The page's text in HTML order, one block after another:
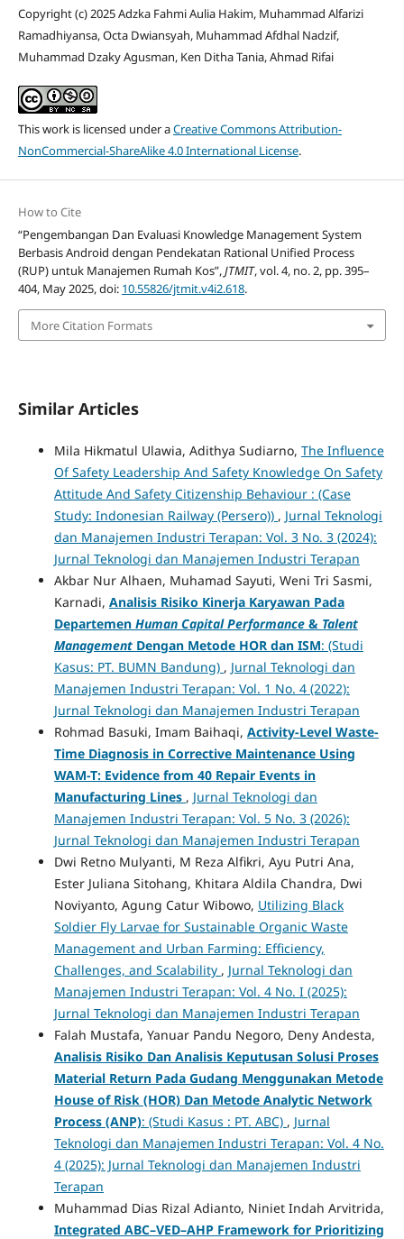
Copyright (c) 2025 Adzka Fahmi Aulia Hakim, Muhammad Alfarizi
Ramadhiyansa, Octa Dwiansyah, Muhammad Afdhal Nadzif,
Muhammad Dzaky Agusman, Ken Ditha Tania, Ahmad Rifai
This work is licensed under aCreative Commons Attribution-
NonCommercial-ShareAlike 4.0 International License.
How to Cite
“Pengembangan Dan Evaluasi Knowledge Management System
Berbasis Android dengan Pendekatan Rational Unified Process
(RUP) untuk Manajemen Rumah Kos”,JTMIT, vol. 4, no. 2, pp. 395–
404, May 2025, doi: 10.55826/jtmit.v4i2.618.
More Citation Formats
Similar Articles
Mila Hikmatul Ulawia, Adithya Sudiarno, The Influence
Of Safety Leadership And Safety Knowledge On Safety
Attitude And Safety Citizenship Behaviour : (Case
Study: Indonesian Railway (Persero)) , Jurnal Teknologi
dan Manajemen Industri Terapan: Vol. 3 No. 3 (2024):
Jurnal Teknologi dan Manajemen Industri Terapan
Akbar Nur Alhaen, Muhamad Sayuti, Weni Tri Sasmi,
Karnadi, Analisis Risiko Kinerja Karyawan Pada
Departemen Human Capital Performance & Talent
Management Dengan Metode HOR dan ISM: (Studi
Kasus: PT. BUMN Bandung) , Jurnal Teknologi dan
Manajemen Industri Terapan: Vol. 1 No. 4 (2022):
Jurnal Teknologi dan Manajemen Industri Terapan
Rohmad Basuki, Imam Baihaqi, Activity-Level Waste-
Time Diagnosis in Corrective Maintenance Using
WAM-T: Evidence from 40 Repair Events in
Manufacturing Lines , Jurnal Teknologi dan
Manajemen Industri Terapan: Vol. 5 No. 3 (2026):
Jurnal Teknologi dan Manajemen Industri Terapan
Dwi Retno Mulyanti, M Reza Alfikri, Ayu Putri Ana,
Ester Juliana Sitohang, Khitara Aldila Chandra, Dwi
Noviyanto, Agung Catur Wibowo, Utilizing Black
Soldier Fly Larvae for Sustainable Organic Waste
Management and Urban Farming: Efficiency,
Challenges, and Scalability , Jurnal Teknologi dan
Manajemen Industri Terapan: Vol. 4 No. I (2025):
Jurnal Teknologi dan Manajemen Industri Terapan
Falah Mustafa, Yanuar Pandu Negoro, Deny Andesta,
Analisis Risiko Dan Analisis Keputusan Solusi Proses
Material Return Pada Gudang Menggunakan Metode
House of Risk (HOR) Dan Metode Analytic Network
Process (ANP): (Studi Kasus : PT. ABC) , Jurnal
Teknologi dan Manajemen Industri Terapan: Vol. 4 No.
4 (2025): Jurnal Teknologi dan Manajemen Industri
Terapan
Muhammad Dias Rizal Adianto, Niniet Indah Arvitrida,
Integrated ABC–VED–AHP Framework for Prioritizing